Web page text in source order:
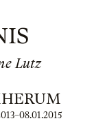
Lutz
–08.01.2015